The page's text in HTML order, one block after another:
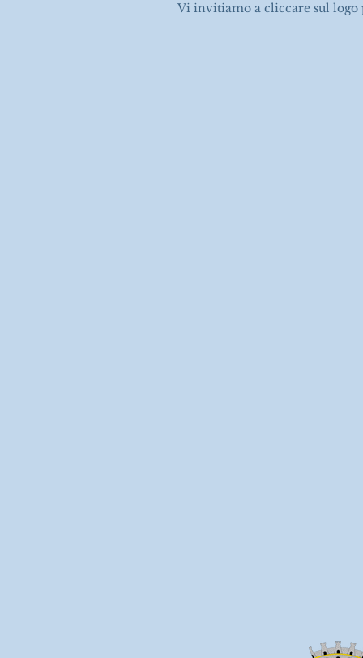
Vi invitiamo a cliccare sul